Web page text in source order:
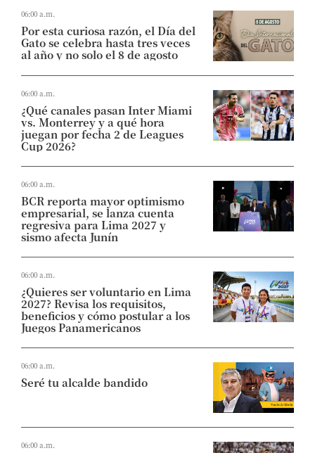
06:00 a.m.
Por esta curiosa razón, el Día del
Gato se celebra hasta tres veces
al año y no solo el 8 de agosto
06:00 a.m.
¿Qué canales pasan Inter Miami
vs. Monterrey y a qué hora
juegan por fecha 2 de Leagues
Cup 2026?
06:00 a.m.
BCR reporta mayor optimismo
empresarial, se lanza cuenta
regresiva para Lima 2027 y
sismo afecta Junín
06:00 a.m.
¿Quieres ser voluntario en Lima
2027? Revisa los requisitos,
beneficios y cómo postular a los
Juegos Panamericanos
06:00 a.m.
Seré tu alcalde bandido
06:00 a.m.